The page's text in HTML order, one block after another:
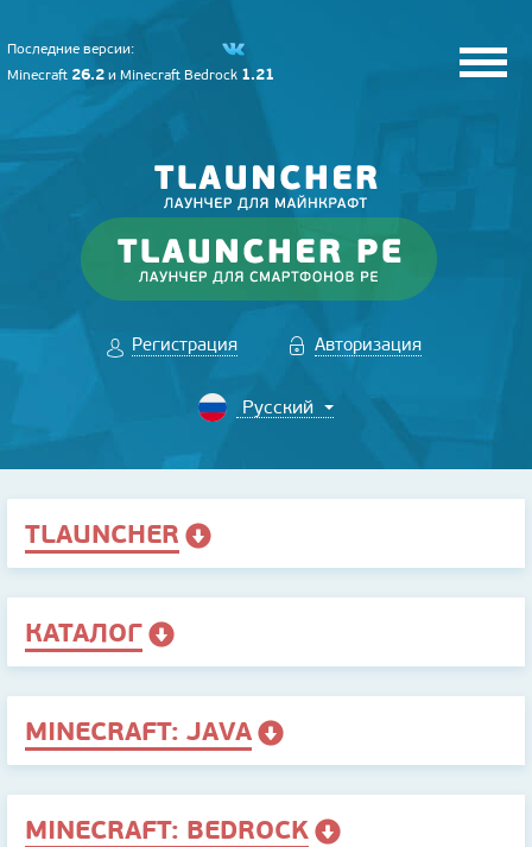
Последние версии:
Minecraft 26.2 и Minecraft Bedrock 1.21
Регистрация Авторизация
TLAUNCHER
КАТАЛОГ
MINECRAFT: JAVA
MINECRAFT: BEDROCK